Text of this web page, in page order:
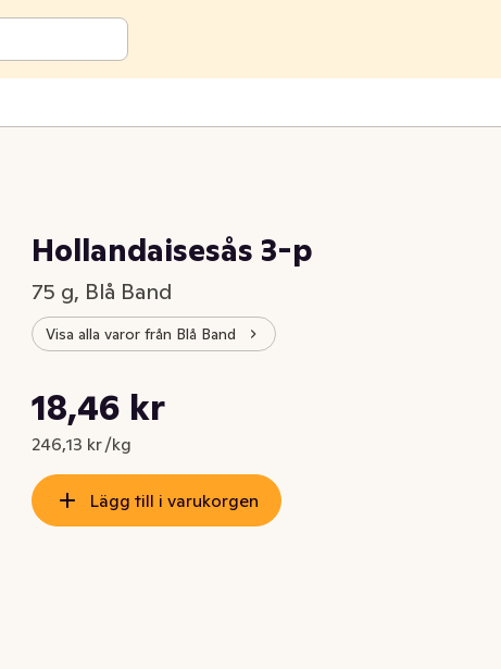
Hollandaisesås 3-p
75 g, Blå Band
Visa alla varor från Blå Band
Nuvarande pris är: 18,46 kr
18,46 kr
246,13 kr /kg
Styckpris: 246,13 kr /kg
Lägg till i varukorgen